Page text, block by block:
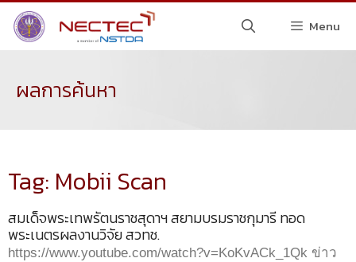
Menu
ผลการค้นหา
Tag: Mobii Scan
สมเด็จพระเทพรัตนราชสุดาฯ สยามบรมราชกุมารี ทอด
พระเนตรผลงานวิจัย สวทช.
https://www.youtube.com/watch?v=KoKvACk_1Qk ข่าว